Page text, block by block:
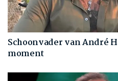
Schoonvader van André
moment